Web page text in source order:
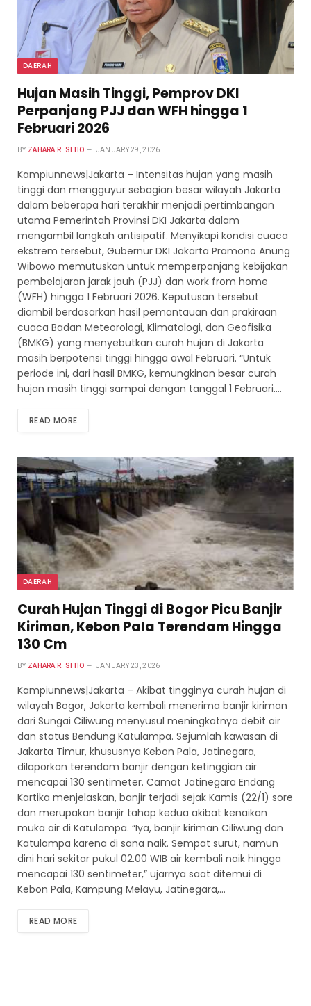
DAERAH
Hujan Masih Tinggi, Pemprov DKI
Perpanjang PJJ dan WFH hingga 1
Februari 2026
BY ZAHARA R. SITIO JANUARY 29, 2026
Kampiunnews|Jakarta – Intensitas hujan yang masih
tinggi dan mengguyur sebagian besar wilayah Jakarta
dalam beberapa hari terakhir menjadi pertimbangan
utama Pemerintah Provinsi DKI Jakarta dalam
mengambil langkah antisipatif. Menyikapi kondisi cuaca
ekstrem tersebut, Gubernur DKI Jakarta Pramono Anung
Wibowo memutuskan untuk memperpanjang kebijakan
pembelajaran jarak jauh (PJJ) dan work from home
(WFH) hingga 1 Februari 2026. Keputusan tersebut
diambil berdasarkan hasil pemantauan dan prakiraan
cuaca Badan Meteorologi, Klimatologi, dan Geofisika
(BMKG) yang menyebutkan curah hujan di Jakarta
masih berpotensi tinggi hingga awal Februari. “Untuk
periode ini, dari hasil BMKG, kemungkinan besar curah
hujan masih tinggi sampai dengan tanggal 1 Februari.…
READ MORE
DAERAH
Curah Hujan Tinggi di Bogor Picu Banjir
Kiriman, Kebon Pala Terendam Hingga
130 Cm
BY ZAHARA R. SITIO JANUARY 23, 2026
Kampiunnews|Jakarta – Akibat tingginya curah hujan di
wilayah Bogor, Jakarta kembali menerima banjir kiriman
dari Sungai Ciliwung menyusul meningkatnya debit air
dan status Bendung Katulampa. Sejumlah kawasan di
Jakarta Timur, khususnya Kebon Pala, Jatinegara,
dilaporkan terendam banjir dengan ketinggian air
mencapai 130 sentimeter. Camat Jatinegara Endang
Kartika menjelaskan, banjir terjadi sejak Kamis (22/1) sore
dan merupakan banjir tahap kedua akibat kenaikan
muka air di Katulampa. “Iya, banjir kiriman Ciliwung dan
Katulampa karena di sana naik. Sempat surut, namun
dini hari sekitar pukul 02.00 WIB air kembali naik hingga
mencapai 130 sentimeter,” ujarnya saat ditemui di
Kebon Pala, Kampung Melayu, Jatinegara,…
READ MORE